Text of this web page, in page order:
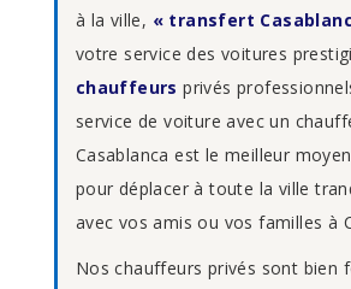
à la ville, « transfert
votre service des voitures
chauffeurs privés
service de voiture avec un
Casablanca est le meilleur
pour déplacer à toute la ville
avec vos amis ou vos familles à
Nos chauffeurs privés sont bien